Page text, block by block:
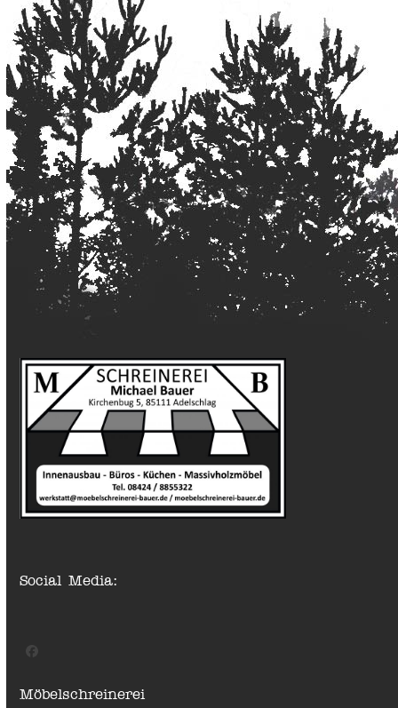
Social Media:
Möbelschreinerei